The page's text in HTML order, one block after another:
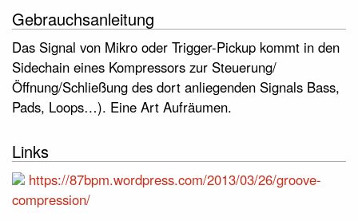
Gebrauchsanleitung
Das Signal von Mikro oder Trigger-Pickup kommt in den
Sidechain eines Kompressors zur Steuerung/
Öffnung/Schließung des dort anliegenden Signals Bass,
Pads, Loops…). Eine Art Aufräumen.
Links
https://87bpm.wordpress.com/2013/03/26/groove-
compression/